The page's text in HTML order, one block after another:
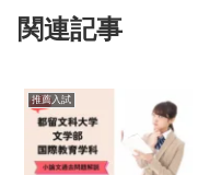
関連記事
推薦入試